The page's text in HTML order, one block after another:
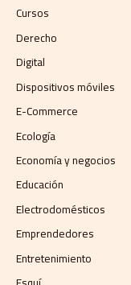
Cursos
Derecho
Digital
Dispositivos móviles
E-Commerce
Ecología
Economía y negocios​
Educación
Electrodomésticos
Emprendedores
Entretenimiento